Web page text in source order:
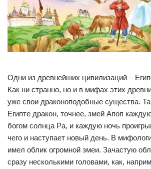
Одни из древнейших цивилизаций –
Как ни странно, но и в мифах этих
уже свои драконоподобные существа.
Египте дракон, точнее, змей Апоп
богом солнца Ра, и каждую ночь
чего и наступает новый день. В
имел облик огромной змеи. Зачастую
сразу несколькими головами, как,